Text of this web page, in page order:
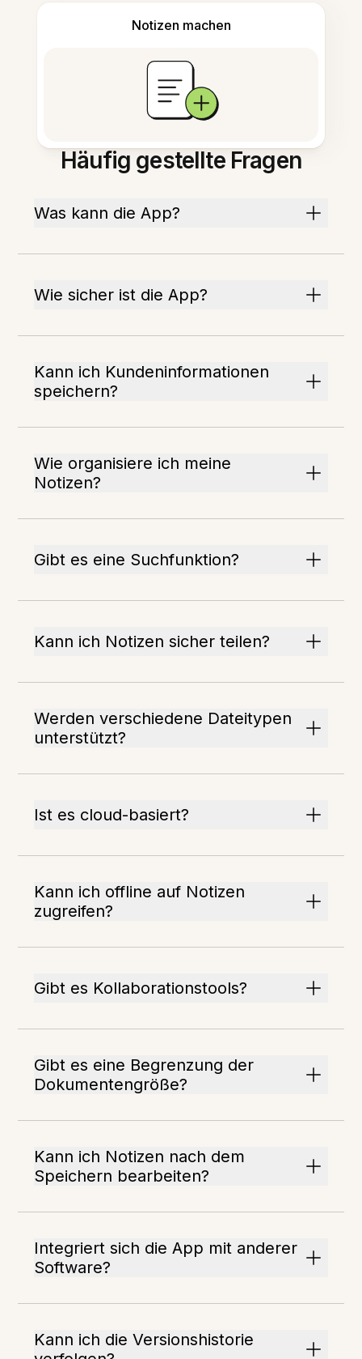
Notizen machen
Häufig gestellte Fragen
Was kann die App?
Wie sicher ist die App?
Kann ich Kundeninformationen
speichern?
Wie organisiere ich meine
Notizen?
Gibt es eine Suchfunktion?
Kann ich Notizen sicher teilen?
Werden verschiedene Dateitypen
unterstützt?
Ist es cloud-basiert?
Kann ich offline auf Notizen
zugreifen?
Gibt es Kollaborationstools?
Gibt es eine Begrenzung der
Dokumentengröße?
Kann ich Notizen nach dem
Speichern bearbeiten?
Integriert sich die App mit anderer
Software?
Kann ich die Versionshistorie